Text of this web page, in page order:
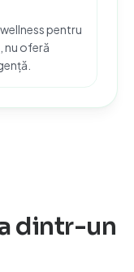
pentru
nu oferă
dintr-un